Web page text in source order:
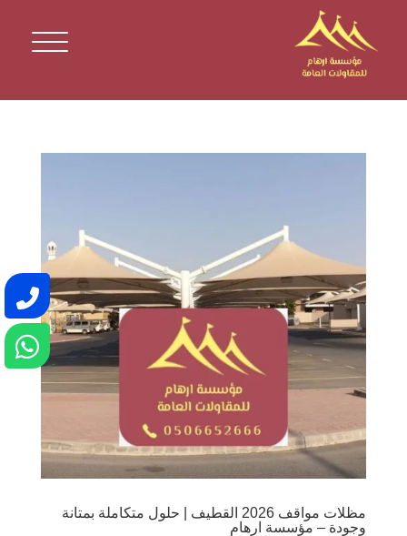
مظلات مواقف 2026 القطيف | حلول متكاملة بمتانة
وجودة – مؤسسة ارهام